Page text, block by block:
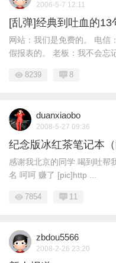
2006-5-7 12:11
[乱弹]经典到吐血的13
网站：我们是免费的。 电信
假报表的。 老板：我不会忘
8239 8
duanxiaobo
2008-5-27 09:36
纪念版冰红茶笔记本（
感谢我北京的同学 喝到吐帮
名 呵呵 赚了 [pic]http ...
7854 11
zbdou5566
2008-2-26 23:20